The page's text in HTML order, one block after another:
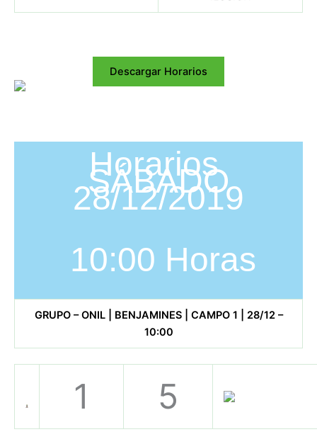
Descargar Horarios
Horarios
SÁBADO
28/12/2019
10:00 Horas
GRUPO – ONIL | BENJAMINES | CAMPO 1 | 28/12 –
10:00
1 5